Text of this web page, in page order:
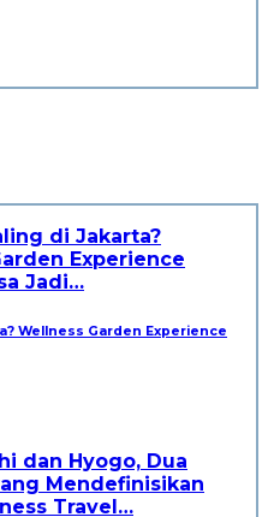
Wellness Garden Experience